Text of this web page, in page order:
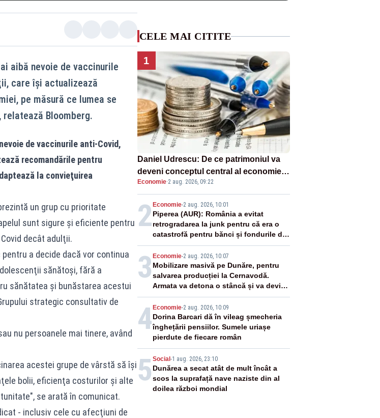
aibă nevoie de vaccinurile
care îşi actualizează
pe măsură ce lumea se
Bloomberg.
de vaccinurile anti-Covid,
recomandările pentru
la convieţuirea
un grup cu prioritate
sunt sigure şi eficiente pentru
decât adulţii.
a decide dacă vor continua
sănătoşi, fără a
sănătatea şi bunăstarea acestui
strategic consultativ de
nu persoanele mai tinere, având
acestei grupe de vârstă să îşi
bolii, eficienţa costurilor şi alte
se arată în comunicat.
- inclusiv cele cu afecţiuni de
CELE MAI CITITE
1
Daniel Udrescu: De ce patrimoniul va
deveni conceptul central al economiei
viitoare?
Economie·2 aug. 2026, 09:22
2 Economie-2 aug. 2026, 10:01
Piperea (AUR): România a evitat
retrogradarea la junk pentru că era o
catastrofă pentru bănci și fondurile de
pensii
3 Economie-2 aug. 2026, 10:07
Mobilizare masivă pe Dunăre, pentru
salvarea producției la Cernavodă.
Armata va detona o stâncă și va devia
apa fluviului - IMAGINI AERIENE
4 Economie-2 aug. 2026, 10:09
Dorina Barcari dă în vileag șmecheria
înghețării pensiilor. Sumele uriașe
pierdute de fiecare român
5 Social -1 aug. 2026, 23:10
Dunărea a secat atât de mult încât a
scos la suprafață nave naziste din al
doilea război mondial